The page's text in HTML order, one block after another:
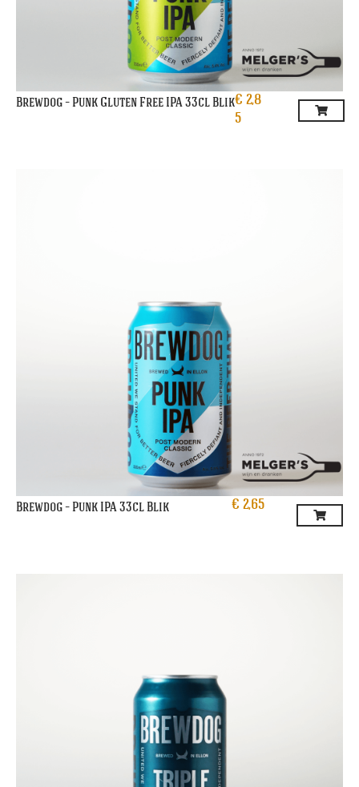
Brewdog – Punk Gluten Free IPA 33cl Blik€ 2,8
5
Brewdog – Punk IPA 33cl Blik € 2,65